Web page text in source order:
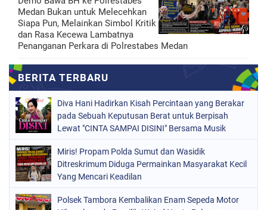
Medan Bukan untuk Melecehkan
Siapa Pun, Melainkan Simbol Kritik
dan Rasa Kecewa Lambatnya
Penanganan Perkara di Polrestabes Medan
Diva Hani Hadirkan Kisah Percintaan yang Berakar
pada Sebuah Keputusan Berat untuk Berpisah
Lewat "CINTA SAMPAI DISINI" Bersama Musik
Miris! Propam Polda Sumut dan Wasidik
Ditreskrimum Diduga Permainkan Masyarakat Kecil
Yang Mencari Keadilan
Polsek Tambora Kembalikan Enam Sepeda Motor